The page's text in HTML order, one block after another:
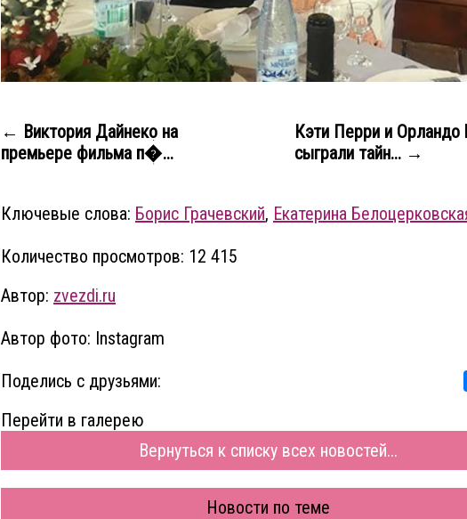
← Виктория Дайнеко на
премьере фильма п�...
Кэти Перри и Орландо
сыграли тайн... →
Ключевые слова: Борис Грачевский, Екатерина
Количество просмотров: 12 415
Автор: zvezdi.ru
Автор фото: Instagram
Поделись с друзьями:
Перейти в галерею
Вернуться к списку всех новостей...
Новости по теме